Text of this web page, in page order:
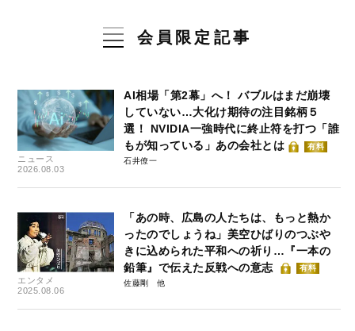
会員限定記事
ニュース
2026.08.03
AI相場「第2幕」へ！ バブルはまだ崩壊
していない…大化け期待の注目銘柄５
選！ NVIDIA一強時代に終止符を打つ「誰
もが知っている」あの会社とは
有料
石井僚一
エンタメ
2025.08.06
「あの時、広島の人たちは、もっと熱か
ったのでしょうね」美空ひばりのつぶや
きに込められた平和への祈り…『一本の
鉛筆』で伝えた反戦への意志
有料
佐藤剛